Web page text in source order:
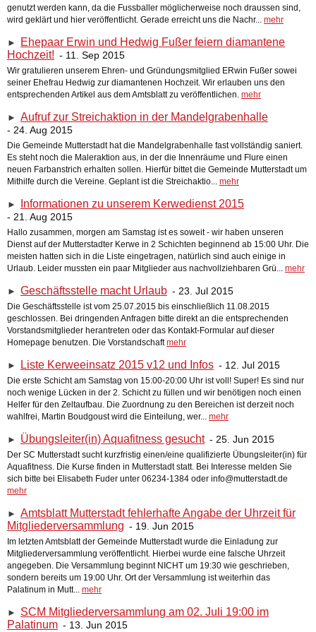
genutzt werden kann, da die Fussballer möglicherweise noch draussen sind,
wird geklärt und hier veröffentlicht. Gerade erreicht uns die Nachr... mehr
►
Ehepaar Erwin und Hedwig Fußer feiern diamantene
Hochzeit! - 11. Sep 2015
Wir gratulieren unserem Ehren- und Gründungsmitglied ERwin Fußer sowei
seiner Ehefrau Hedwig zur diamantenen Hochzeit. Wir erlauben uns den
entsprechenden Artikel aus dem Amtsblatt zu veröffentlichen. mehr
► Aufruf zur Streichaktion in der Mandelgrabenhalle
- 24. Aug 2015
Die Gemeinde Mutterstadt hat die Mandelgrabenhalle fast vollständig saniert.
Es steht noch die Maleraktion aus, in der die Innenräume und Flure einen
neuen Farbanstrich erhalten sollen. Hierfür bittet die Gemeinde Mutterstadt um
Mithilfe durch die Vereine. Geplant ist die Streichaktio... mehr
► Informationen zu unserem Kerwedienst 2015
- 21. Aug 2015
Hallo zusammen, morgen am Samstag ist es soweit - wir haben unseren
Dienst auf der Mutterstadter Kerwe in 2 Schichten beginnend ab 15:00 Uhr. Die
meisten hatten sich in die Liste eingetragen, natürlich sind auch einige in
Urlaub. Leider mussten ein paar Mitglieder aus nachvollziehbaren Grü... mehr
► Geschäftsstelle macht Urlaub - 23. Jul 2015
Die Geschäftsstelle ist vom 25.07.2015 bis einschließlich 11.08.2015
geschlossen. Bei dringenden Anfragen bitte direkt an die entsprechenden
Vorstandsmitglieder herantreten oder das Kontakt-Formular auf dieser
Homepage benutzen. Die Vorstandschaftmehr
► Liste Kerweeinsatz 2015 v12 und Infos - 12. Jul 2015
Die erste Schicht am Samstag von 15:00-20:00 Uhr ist voll! Super! Es sind nur
noch wenige Lücken in der 2. Schicht zu füllen und wir benötigen noch einen
Helfer für den Zeltaufbau. Die Zuordnung zu den Bereichen ist derzeit noch
wahlfrei, Martin Boudgoust wird die Einteilung, wer... mehr
► Übungsleiter(in) Aquafitness gesucht - 25. Jun 2015
Der SC Mutterstadt sucht kurzfristig einen/eine qualifizierte Übungsleiter(in) für
Aquafitness. Die Kurse finden in Mutterstadt statt. Bei Interesse melden Sie
sich bitte bei Elisabeth Fuder unter 06234-1384 oder info@mutterstadt.de
mehr
► Amtsblatt Mutterstadt fehlerhafte Angabe der Uhrzeit für
Mitgliederversammlung - 19. Jun 2015
Im letzten Amtsblatt der Gemeinde Mutterstadt wurde die Einladung zur
Mitgliederversammlung veröffentlicht. Hierbei wurde eine falsche Uhrzeit
angegeben. Die Versammlung beginnt NICHT um 19:30 wie geschrieben,
sondern bereits um 19:00 Uhr. Ort der Versammlung ist weiterhin das
Palatinum in Mutt... mehr
►
SCM Mitgliederversammlung am 02. Juli 19:00 im
Palatinum - 13. Jun 2015